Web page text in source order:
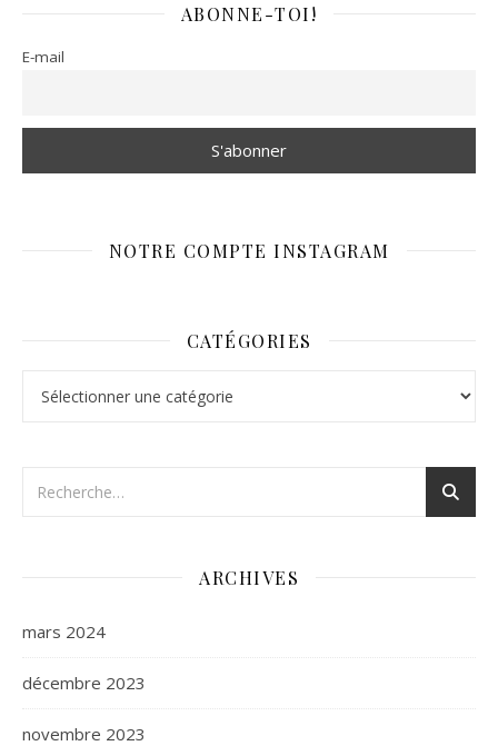
ABONNE-TOI!
E-mail
NOTRE COMPTE INSTAGRAM
CATÉGORIES
ARCHIVES
mars 2024
décembre 2023
novembre 2023